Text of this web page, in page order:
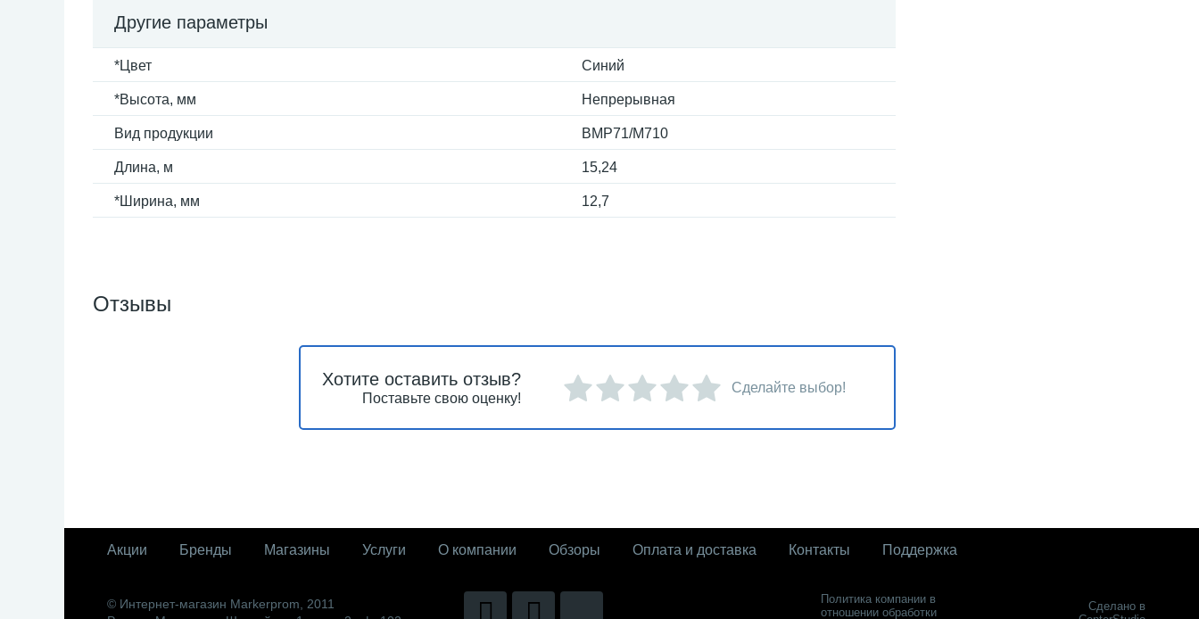
Другие параметры
*Цвет Синий
*Высота, мм Непрерывная
Вид продукции BMP71/M710
Длина, м 15,24
*Ширина, мм 12,7
Отзывы
Хотите оставить отзыв?
Поставьте свою оценку!
Сделайте выбор!
Акции Бренды Магазины Услуги О компании Обзоры Оплата и доставка Контакты Поддержка
© Интернет-магазин Markerprom, 2011
Политика компании в
отношении обработки
Сделано в